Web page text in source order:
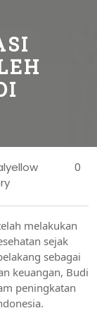
0
melakukan
sejak
sebagai
keuangan, Budi
peningkatan